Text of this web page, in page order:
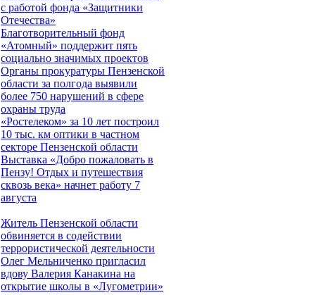
с работой фонда «Защитники
Отечества»
Благотворительный фонд
«Атомный» поддержит пять
социально значимых проектов
Органы прокуратуры Пензенской
области за полгода выявили
более 750 нарушений в сфере
охраны труда
«Ростелеком» за 10 лет построил
10 тыс. км оптики в частном
секторе Пензенской области
Выставка «Добро пожаловать в
Пензу! Отдых и путешествия
сквозь века» начнет работу 7
августа
Житель Пензенской области
обвиняется в содействии
террористической деятельности
Олег Мельниченко пригласил
вдову Валерия Канакина на
открытие школы в «Лугометрии»